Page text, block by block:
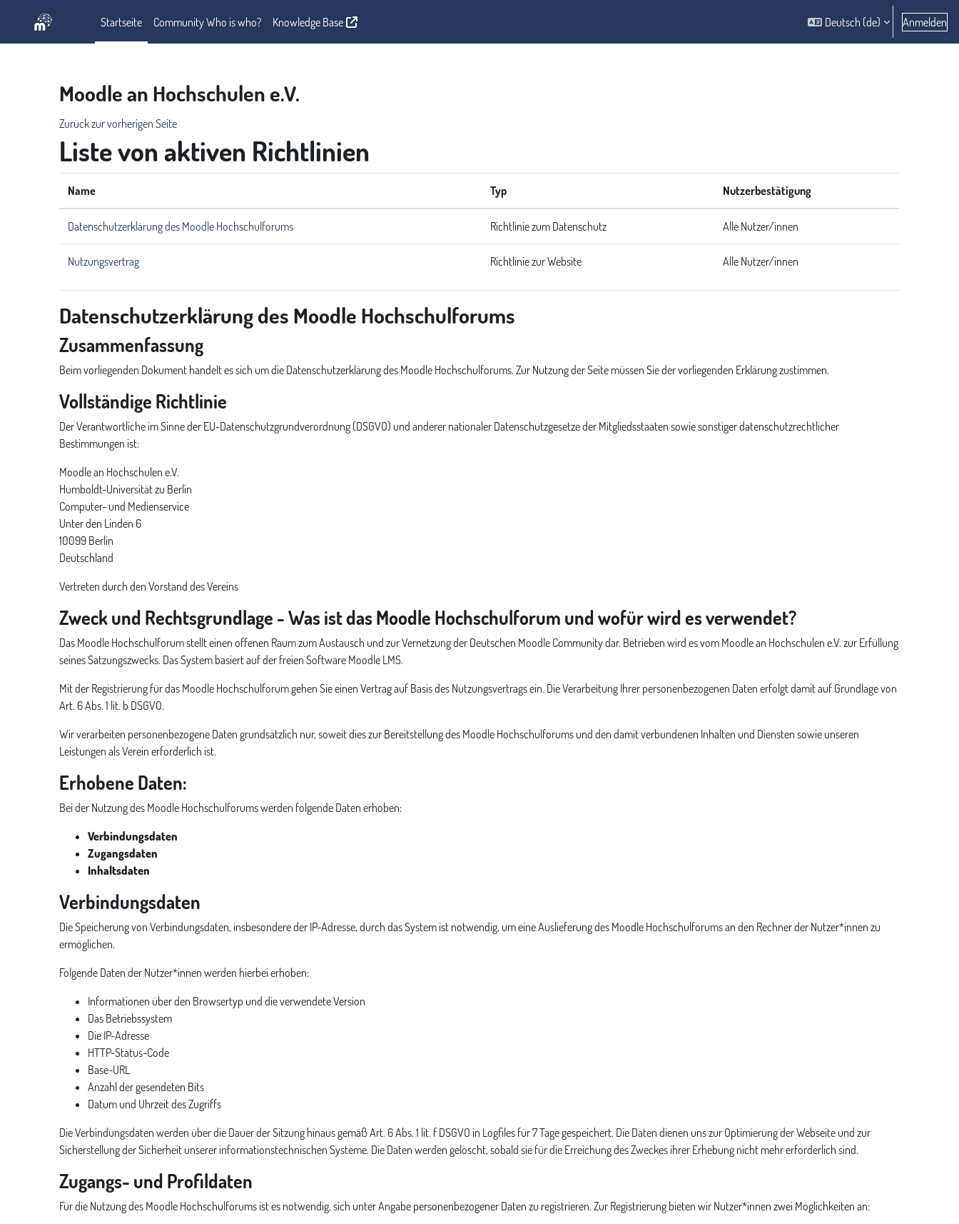
Startseite
Community Who is who? Knowledge Base Deutsch ‎(de)‎ Anmelden
Moodle an Hochschulen e.V.
Zurück zur vorherigen Seite
Liste von aktiven Richtlinien
Name Typ Nutzerbestätigung
Datenschutzerklärung des Moodle Hochschulforums Richtlinie zum Datenschutz Alle Nutzer/innen
Nutzungsvertrag Richtlinie zur Website Alle Nutzer/innen
Datenschutzerklärung des Moodle Hochschulforums
Zusammenfassung
Beim vorliegenden Dokument handelt es sich um die Datenschutzerklärung des Moodle Hochschulforums. Zur Nutzung der Seite müssen Sie der vorliegenden Erklärung zustimmen.
Vollständige Richtlinie
Der Verantwortliche im Sinne der EU-Datenschutzgrundverordnung (DSGVO) und anderer nationaler Datenschutzgesetze der Mitgliedsstaaten sowie sonstiger datenschutzrechtlicher
Bestimmungen ist:
Moodle an Hochschulen e.V.
Humboldt-Universität zu Berlin
Computer- und Medienservice
Unter den Linden 6
10099 Berlin
Deutschland
Vertreten durch den Vorstand des Vereins
Zweck und Rechtsgrundlage - Was ist das Moodle Hochschulforum und wofür wird es verwendet?
Das Moodle Hochschulforum stellt einen offenen Raum zum Austausch und zur Vernetzung der Deutschen Moodle Community dar. Betrieben wird es vom Moodle an Hochschulen e.V. zur Erfüllung
seines Satzungszwecks. Das System basiert auf der freien Software Moodle LMS.
Mit der Registrierung für das Moodle Hochschulforum gehen Sie einen Vertrag auf Basis des Nutzungsvertrags ein. Die Verarbeitung Ihrer personenbezogenen Daten erfolgt damit auf Grundlage von
Art. 6 Abs. 1 lit. b DSGVO.
Wir verarbeiten personenbezogene Daten grundsätzlich nur, soweit dies zur Bereitstellung des Moodle Hochschulforums und den damit verbundenen Inhalten und Diensten sowie unseren
Leistungen als Verein erforderlich ist.
Erhobene Daten:
Bei der Nutzung des Moodle Hochschulforums werden folgende Daten erhoben:
Verbindungsdaten
Zugangsdaten
Inhaltsdaten
Verbindungsdaten
Die Speicherung von Verbindungsdaten, insbesondere der IP-Adresse, durch das System ist notwendig, um eine Auslieferung des Moodle Hochschulforums an den Rechner der Nutzer*innen zu
ermöglichen.
Folgende Daten der Nutzer*innen werden hierbei erhoben:
Informationen über den Browsertyp und die verwendete Version
Das Betriebssystem
Die IP-Adresse
HTTP-Status-Code
Base-URL
Anzahl der gesendeten Bits
Datum und Uhrzeit des Zugriffs
Die Verbindungsdaten werden über die Dauer der Sitzung hinaus gemäß Art. 6 Abs. 1 lit. f DSGVO in Logfiles für 7 Tage gespeichert. Die Daten dienen uns zur Optimierung der Webseite und zur
Sicherstellung der Sicherheit unserer informationstechnischen Systeme. Die Daten werden gelöscht, sobald sie für die Erreichung des Zweckes ihrer Erhebung nicht mehr erforderlich sind.
Zugangs- und Profildaten
Für die Nutzung des Moodle Hochschulforums ist es notwendig, sich unter Angabe personenbezogener Daten zu registrieren. Zur Registrierung bieten wir Nutzer*innen zwei Möglichkeiten an: